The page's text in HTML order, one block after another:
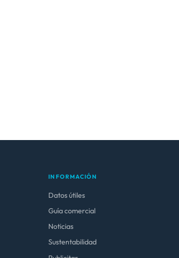
INFORMACIÓN
Datos útiles
Guía comercial
Noticias
Sustentabilidad